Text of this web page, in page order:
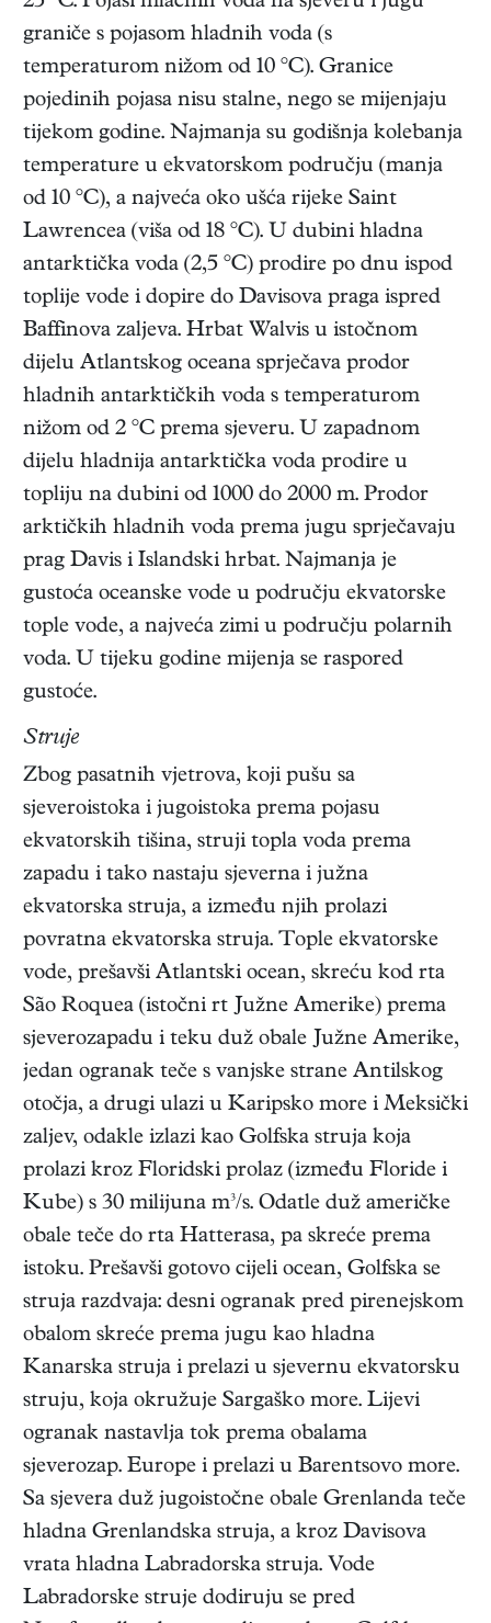
graniče s pojasom hladnih voda (s
temperaturom nižom od 10 °C). Granice
pojedinih pojasa nisu stalne, nego se mijenjaju
tijekom godine. Najmanja su godišnja kolebanja
temperature u ekvatorskom području (manja
od 10 °C), a najveća oko ušća rijeke Saint
Lawrencea (viša od 18 °C). U dubini hladna
antarktička voda (2,5 °C) prodire po dnu ispod
toplije vode i dopire do Davisova praga ispred
Baffinova zaljeva. Hrbat Walvis u istočnom
dijelu Atlantskog oceana sprječava prodor
hladnih antarktičkih voda s temperaturom
nižom od 2 °C prema sjeveru. U zapadnom
dijelu hladnija antarktička voda prodire u
topliju na dubini od 1000 do 2000 m. Prodor
arktičkih hladnih voda prema jugu sprječavaju
prag Davis i Islandski hrbat. Najmanja je
gustoća oceanske vode u području ekvatorske
tople vode, a najveća zimi u području polarnih
voda. U tijeku godine mijenja se raspored
gustoće.
Struje
Zbog pasatnih vjetrova, koji pušu sa
sjeveroistoka i jugoistoka prema pojasu
ekvatorskih tišina, struji topla voda prema
zapadu i tako nastaju sjeverna i južna
ekvatorska struja, a između njih prolazi
povratna ekvatorska struja. Tople ekvatorske
vode, prešavši Atlantski ocean, skreću kod rta
São Roquea (istočni rt Južne Amerike) prema
sjeverozapadu i teku duž obale Južne Amerike,
jedan ogranak teče s vanjske strane Antilskog
otočja, a drugi ulazi u Karipsko more i Meksički
zaljev, odakle izlazi kao Golfska struja koja
prolazi kroz Floridski prolaz (između Floride i
Kube) s 30 milijuna m³/s. Odatle duž američke
obale teče do rta Hatterasa, pa skreće prema
istoku. Prešavši gotovo cijeli ocean, Golfska se
struja razdvaja: desni ogranak pred pirenejskom
obalom skreće prema jugu kao hladna
Kanarska struja i prelazi u sjevernu ekvatorsku
struju, koja okružuje Sargaško more. Lijevi
ogranak nastavlja tok prema obalama
sjeverozap. Europe i prelazi u Barentsovo more.
Sa sjevera duž jugoistočne obale Grenlanda teče
hladna Grenlandska struja, a kroz Davisova
vrata hladna Labradorska struja. Vode
Labradorske struje dodiruju se pred